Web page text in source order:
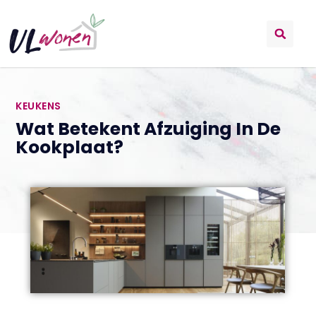
KEUKENS
Wat Betekent Afzuiging In De
Kookplaat?